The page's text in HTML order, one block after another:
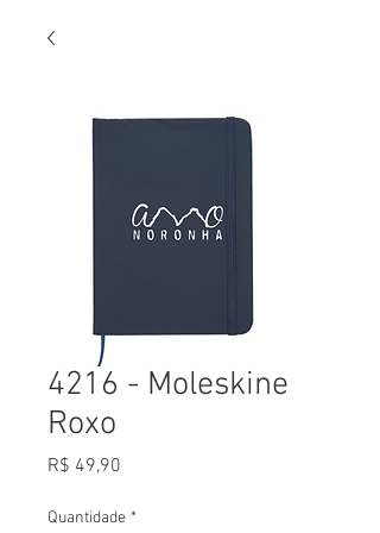
4216 - Moleskine
Roxo
R$ 49,90
Quantidade *